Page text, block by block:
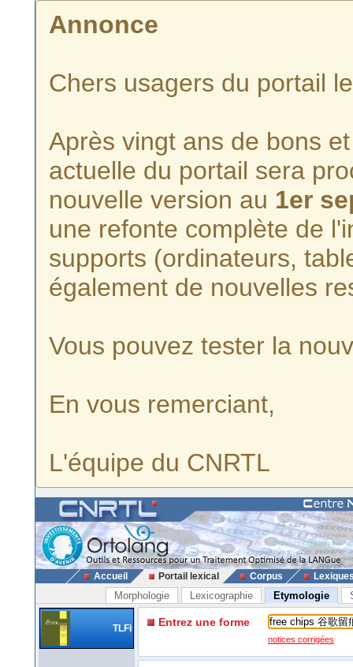
Annonce
Chers usagers du portail
Après vingt ans de bons
actuelle du portail sera
nouvelle version au 1er
une refonte complète de
supports (ordinateurs,
également de nouvelles
Vous pouvez tester la
En vous remerciant,
L'équipe du CNRTL
Accueil Portail lexical Corpus
Morphologie Lexicographie Etymologie
TLFi Entrez une forme
notices corrigées